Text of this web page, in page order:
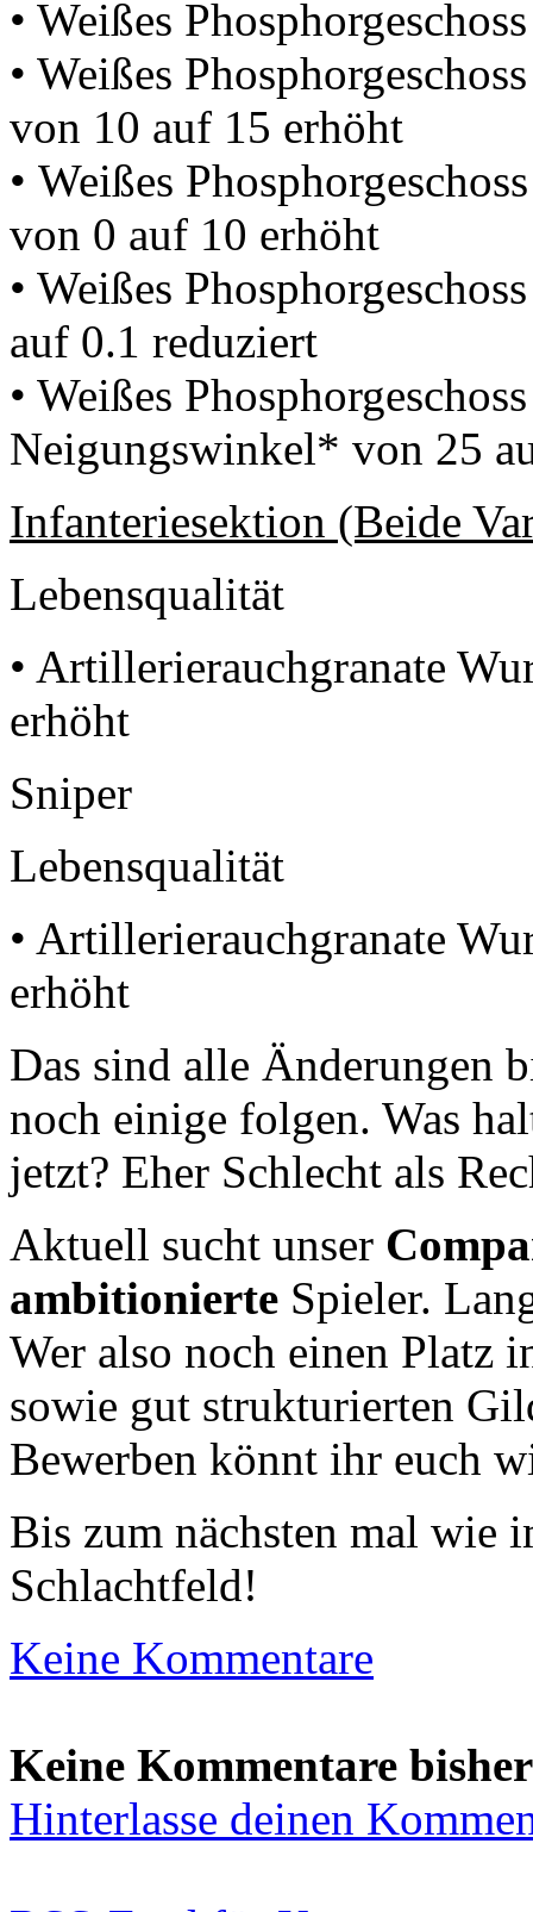
• Weißes
• Weißes
von 10 auf 15 erhöht
• Weißes
von 0 auf 10 erhöht
• Weißes
auf 0.1 reduziert
• Weißes
Neigungswinkel* von 25
Infanteriesektion (Beide
Lebensqualität
• Artillerierauchgranate
erhöht
Sniper
Lebensqualität
• Artillerierauchgranate
erhöht
Das sind alle Änderungen
noch einige folgen. Was
jetzt? Eher Schlecht als
Aktuell sucht unser
ambitionierte Spieler.
Wer also noch einen Platz
sowie gut strukturierten
Bewerben könnt ihr euch
Bis zum nächsten mal wie
Schlachtfeld!
Keine Kommentare
Keine Kommentare bisher
Hinterlasse deinen